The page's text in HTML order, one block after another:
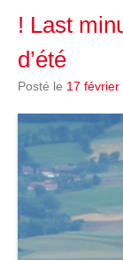
! Last
d’été
Posté le 17 février